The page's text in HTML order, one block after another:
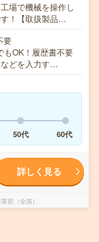
場で機械を操作し
！【取扱製品…
要
OK！履歴書不要
どを入力す…
50代 60代
詳しく見る
部（全国）